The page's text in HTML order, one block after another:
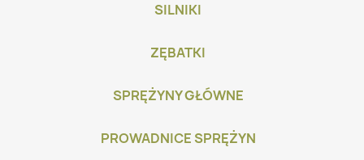
SILNIKI
ZĘBATKI
SPRĘŻYNY GŁÓWNE
PROWADNICE SPRĘŻYN